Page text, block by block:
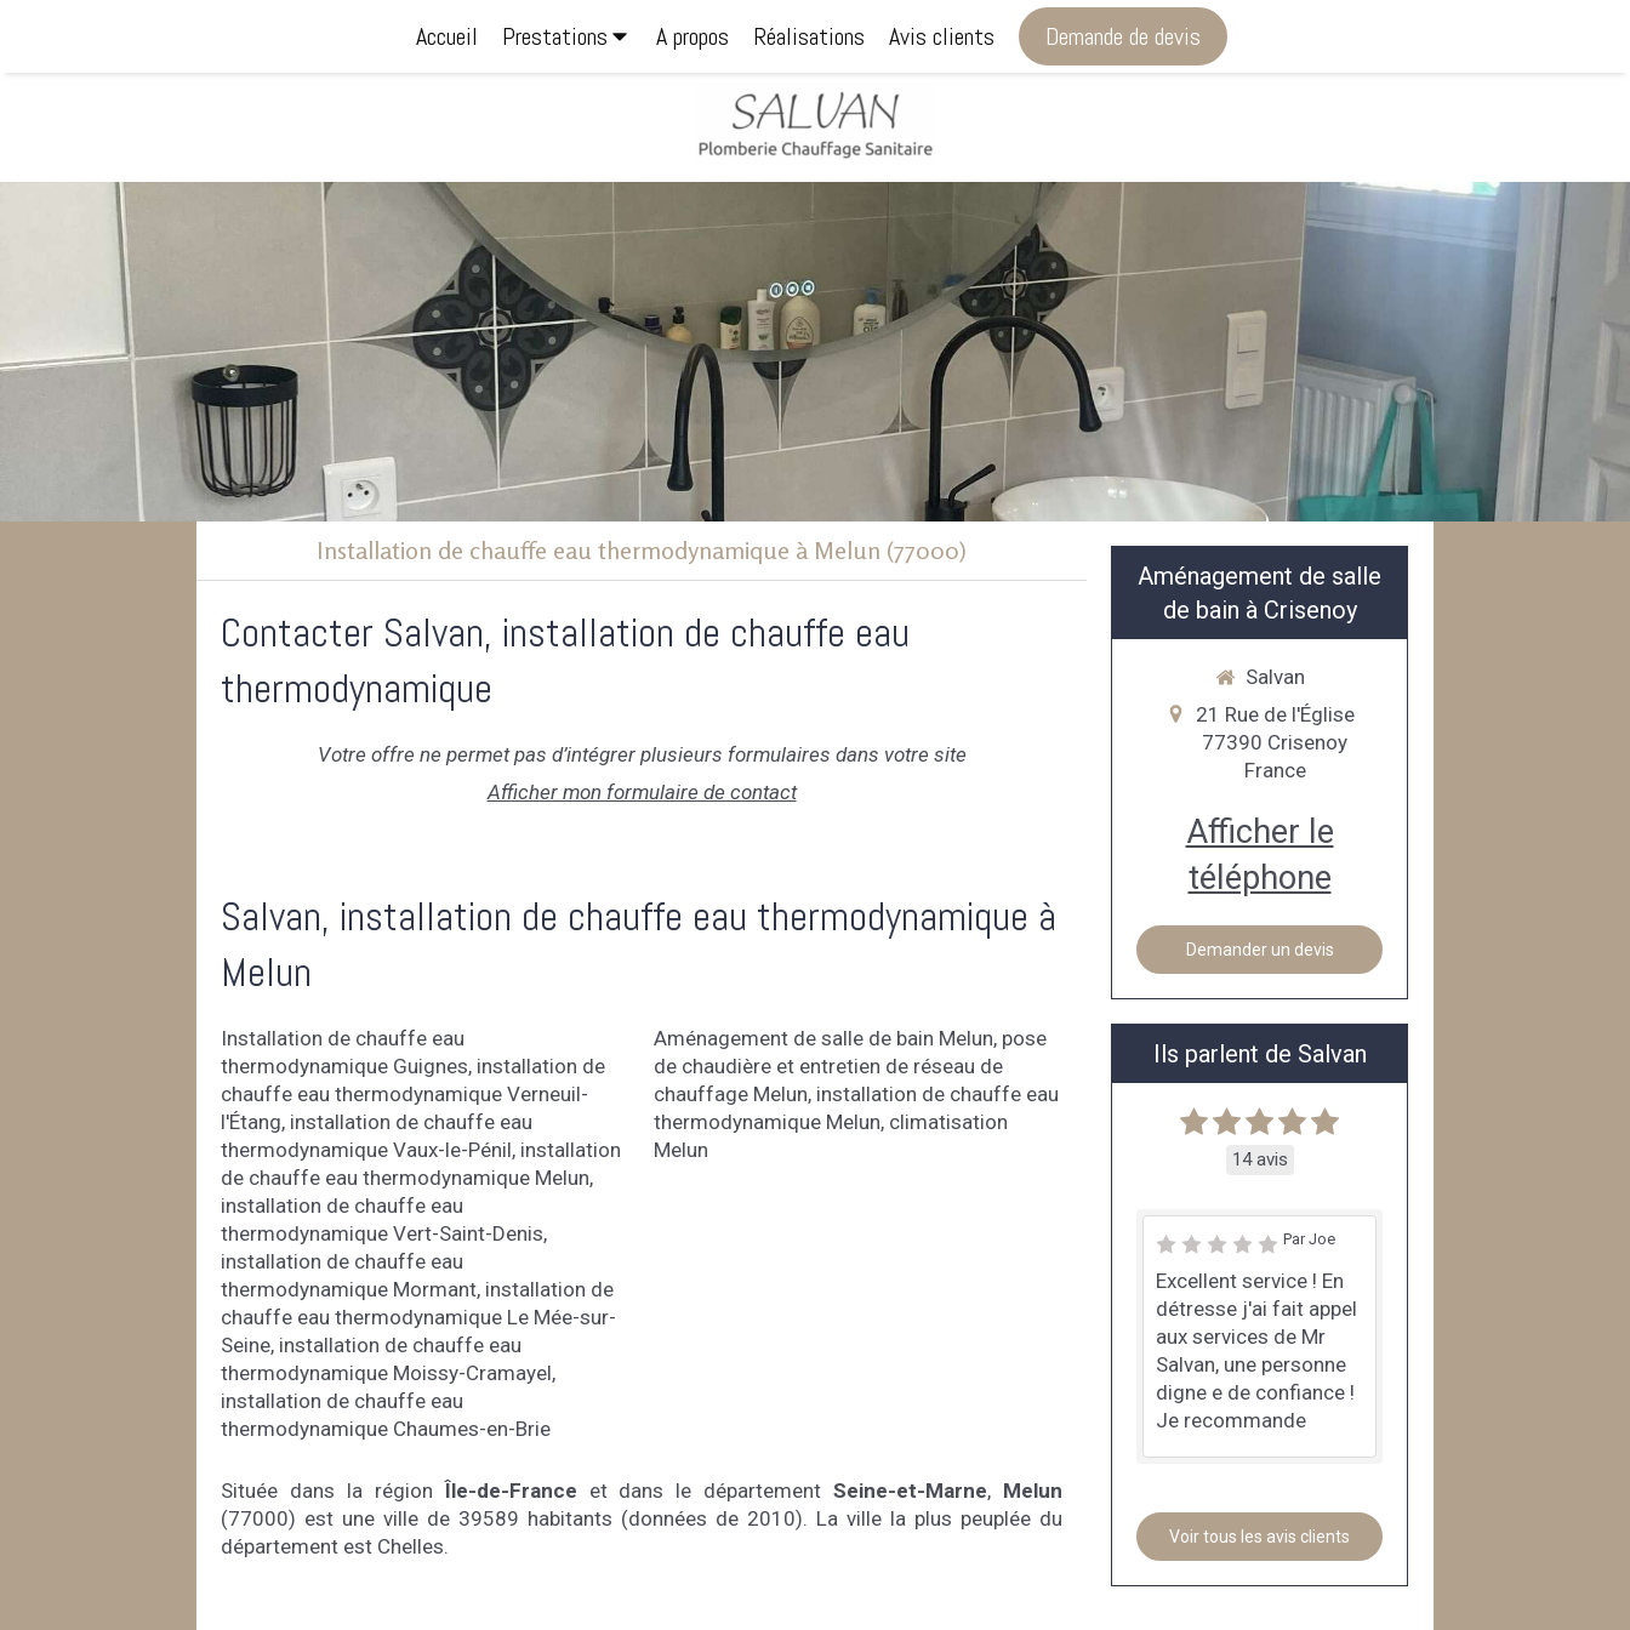
Accueil Prestations A propos Réalisations Avis clients Demande de devis
Installation de chauffe eau thermodynamique à Melun (77000)
Contacter Salvan, installation de chauffe eau
thermodynamique
Votre offre ne permet pas d’intégrer plusieurs formulaires dans votre site
Afficher mon formulaire de contact
Salvan, installation de chauffe eau thermodynamique à
Melun
Installation de chauffe eau
thermodynamique Guignes, installation de
chauffe eau thermodynamique Verneuil-
l'Étang, installation de chauffe eau
thermodynamique Vaux-le-Pénil, installation
de chauffe eau thermodynamique Melun,
installation de chauffe eau
thermodynamique Vert-Saint-Denis,
installation de chauffe eau
thermodynamique Mormant, installation de
chauffe eau thermodynamique Le Mée-sur-
Seine, installation de chauffe eau
thermodynamique Moissy-Cramayel,
installation de chauffe eau
thermodynamique Chaumes-en-Brie
Aménagement de salle de bain Melun, pose
de chaudière et entretien de réseau de
chauffage Melun, installation de chauffe eau
thermodynamique Melun, climatisation
Melun
Située dans la région Île-de-France et dans le départementSeine-et-Marne, Melun
(77000) est une ville de 39589 habitants (données de 2010). La ville la plus peuplée du
département est Chelles.
Aménagement de salle
de bain à Crisenoy
Salvan
21 Rue de l'Église
77390 Crisenoy
France
Afficher le
téléphone
Demander un devis
Ils parlent de Salvan
14 avis
Par Joe
Excellent service ! En
détresse j'ai fait appel
aux services de Mr
Salvan, une personne
digne e de confiance !
Je recommande
Voir tous les avis clients